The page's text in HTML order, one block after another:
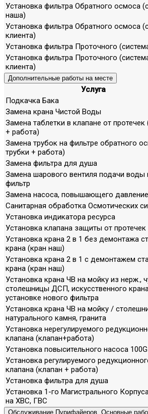
Установка фильтра Обратного осмоса
наша)
Установка фильтра Обратного осмоса
клиента)
Установка фильтра Проточного
Установка фильтра Проточного
клиента)
Дополнительные работы на месте
Услуга
Подкачка Бака
Замена крана Чистой Воды
Замена таблетки в клапане от протечек
+ работа)
Замена трубок на фильтре обратного
трубки + работа)
Замена фильтра для душа
Замена шарового вентиля подачи воды
фильтр
Замена насоса, повышающего давление
Санитарная обработка Осмотических
Установка индикатора ресурса
Установка клапана защиты от протечек
Установка крана 2 в 1 без демонтажа
крана (кран наш)
Установка крана 2 в 1 с демонтажем
крана (кран наш)
Установка крана ЧВ на мойку из нерж.,
столешницы ДСП, искусственного
установке нового фильтра
Установка крана ЧВ на мойку /
натурального камня, гранита
Установка нерегулируемого
клапана (клапан+работа)
Установка повысительного насоса 100G
Установка регулируемого
клапана (клапан + работа)
Установка фильтра для душа
Установка 1-го Магистрального
на ХВС, ГВС
Обслуживание Пурифайеров. Основные